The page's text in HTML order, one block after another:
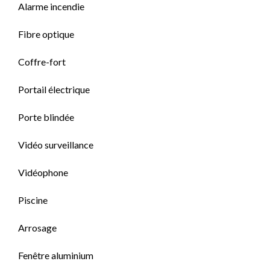
Alarme incendie
Fibre optique
Coffre-fort
Portail électrique
Porte blindée
Vidéo surveillance
Vidéophone
Piscine
Arrosage
Fenêtre aluminium